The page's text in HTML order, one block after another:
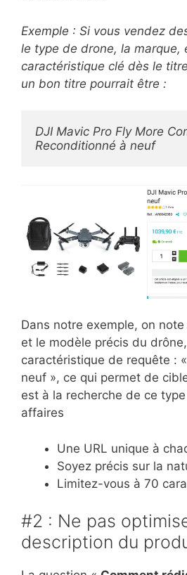
Exemple : Si vous vendez
le type de drone, la marque,
caractéristique clé dès le
un bon titre pourrait être :
DJI Mavic Pro Fly More
Reconditionné à neuf
Dans notre exemple, on
et le modèle précis du drône,
caractéristique de requête :
neuf », ce qui permet de
est à la recherche de ce
affaires
Une URL unique à
Soyez précis sur la
Limitez-vous à 70
#2 : Ne pas
description du